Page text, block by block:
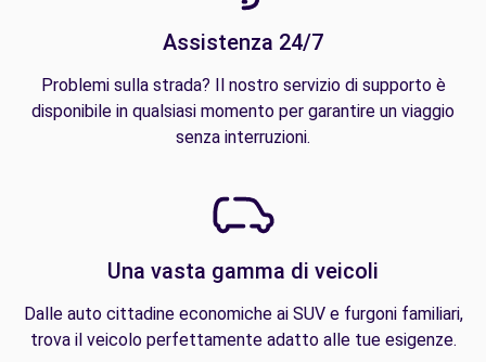
Assistenza 24/7
Problemi sulla strada? Il nostro servizio di supporto è
disponibile in qualsiasi momento per garantire un viaggio
senza interruzioni.
Una vasta gamma di veicoli
Dalle auto cittadine economiche ai SUV e furgoni familiari,
trova il veicolo perfettamente adatto alle tue esigenze.